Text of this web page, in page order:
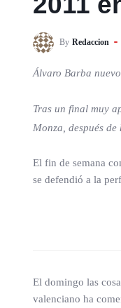
By Redaccion
Álvaro Barba
Tras un final muy
Monza, después
El fin de semana
se defendió a la
El domingo las
valenciano ha